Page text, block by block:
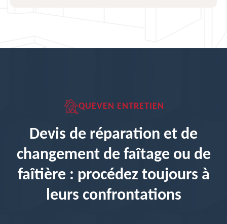
QUEVEN ENTRETIEN
Devis de réparation et de
changement de faîtage ou de
faîtière : procédez toujours à
leurs confrontations